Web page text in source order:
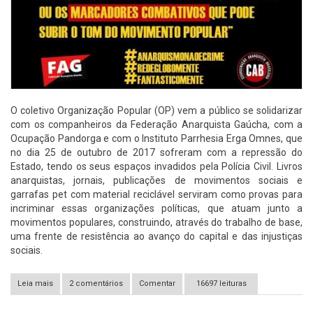
O coletivo Organização Popular (OP) vem a público se solidarizar
com os companheiros da Federação Anarquista Gaúcha, com a
Ocupação Pandorga e com o Instituto Parrhesia Erga Omnes, que
no dia 25 de outubro de 2017 sofreram com a repressão do
Estado, tendo os seus espaços invadidos pela Polícia Civil. Livros
anarquistas, jornais, publicações de movimentos sociais e
garrafas pet com material reciclável serviram como provas para
incriminar essas organizações políticas, que atuam junto a
movimentos populares, construindo, através do trabalho de base,
uma frente de resistência ao avanço do capital e das injustiças
sociais.
Leia mais sobre Nota de Solidariedade à Federação Anarquista Gaúcha
2 comentários Comentar 16697 leituras